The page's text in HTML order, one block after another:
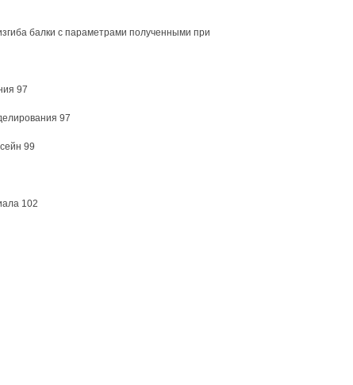
балки с параметрами полученными при
97
97
99
102